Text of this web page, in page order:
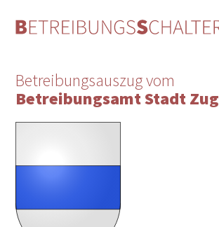
Betreibungsauszug vom
Betreibungsamt Stadt Zug